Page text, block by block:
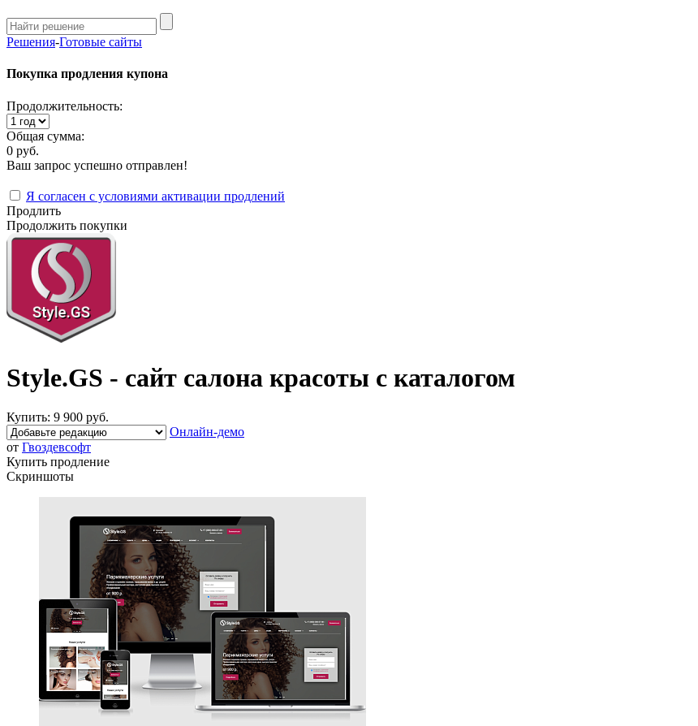
Решения-Готовые сайты
Покупка продления купона
Продолжительность:
Общая сумма:
0 руб.
Ваш запрос успешно отправлен!
Я согласен с условиями активации продлений
Продлить
Продолжить покупки
Style.GS - сайт салона красоты с каталогом
Купить: 9 900 руб.
Онлайн-демо
от Гвоздевсофт
Купить продление
Скриншоты